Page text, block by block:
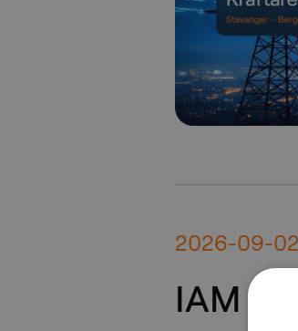
2026-09-02
IAM